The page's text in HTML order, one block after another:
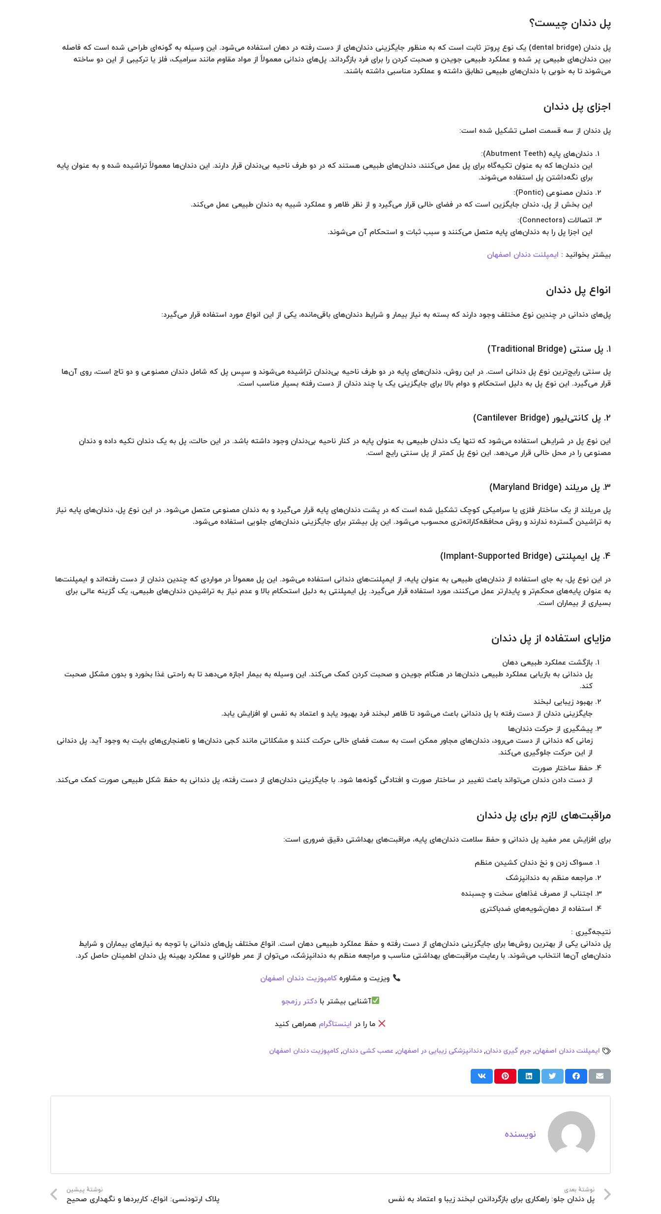
پل دندان چیست؟
پل دندان (dental bridge) یک نوع پروتز ثابت است که به منظور جایگزینی دندان‌های از دست رفته در دهان استفاده می‌شود. این وسیله به گونه‌ای طراحی شده است که فاصله
بین دندان‌های طبیعی پر شده و عملکرد طبیعی جویدن و صحبت کردن را برای فرد بازگرداند. پل‌های دندانی معمولاً از مواد مقاوم مانند سرامیک، فلز یا ترکیبی از این دو ساخته
می‌شوند تا به خوبی با دندان‌های طبیعی تطابق داشته و عملکرد مناسبی داشته باشند.
اجزای پل دندان
پل دندان از سه قسمت اصلی تشکیل شده است:
دندان‌های پایه (Abutment Teeth):
این دندان‌ها که به عنوان تکیه‌گاه برای پل عمل می‌کنند، دندان‌های طبیعی هستند که در دو طرف ناحیه بی‌دندان قرار دارند. این دندان‌ها معمولاً تراشیده شده و به عنوان پایه
برای نگه‌داشتن پل استفاده می‌شوند.
دندان مصنوعی (Pontic):
این بخش از پل، دندان جایگزین است که در فضای خالی قرار می‌گیرد و از نظر ظاهر و عملکرد شبیه به دندان طبیعی عمل می‌کند.
اتصالات (Connectors):
این اجزا پل را به دندان‌های پایه متصل می‌کنند و سبب ثبات و استحکام آن می‌شوند.
بیشتر بخوانید : ایمپلنت دندان اصفهان
انواع پل دندان
پل‌های دندانی در چندین نوع مختلف وجود دارند که بسته به نیاز بیمار و شرایط دندان‌های باقی‌مانده، یکی از این انواع مورد استفاده قرار می‌گیرد:
1. پل سنتی (Traditional Bridge)
پل سنتی رایج‌ترین نوع پل دندانی است. در این روش، دندان‌های پایه در دو طرف ناحیه بی‌دندان تراشیده می‌شوند و سپس پل که شامل دندان مصنوعی و دو تاج است، روی آن‌ها
قرار می‌گیرد. این نوع پل به دلیل استحکام و دوام بالا برای جایگزینی یک یا چند دندان از دست رفته بسیار مناسب است.
2. پل کانتی‌لیور (Cantilever Bridge)
این نوع پل در شرایطی استفاده می‌شود که تنها یک دندان طبیعی به عنوان پایه در کنار ناحیه بی‌دندان وجود داشته باشد. در این حالت، پل به یک دندان تکیه داده و دندان
مصنوعی را در محل خالی قرار می‌دهد. این نوع پل کمتر از پل سنتی رایج است.
3. پل مریلند (Maryland Bridge)
پل مریلند از یک ساختار فلزی یا سرامیکی کوچک تشکیل شده است که در پشت دندان‌های پایه قرار می‌گیرد و به دندان مصنوعی متصل می‌شود. در این نوع پل، دندان‌های پایه نیاز
به تراشیدن گسترده ندارند و روش محافظه‌کارانه‌تری محسوب می‌شود. این پل بیشتر برای جایگزینی دندان‌های جلویی استفاده می‌شود.
4. پل ایمپلنتی (Implant-Supported Bridge)
در این نوع پل، به جای استفاده از دندان‌های طبیعی به عنوان پایه، از ایمپلنت‌های دندانی استفاده می‌شود. این پل معمولاً در مواردی که چندین دندان از دست رفته‌اند و ایمپلنت‌ها
به عنوان پایه‌های محکم‌تر و پایدارتر عمل می‌کنند، مورد استفاده قرار می‌گیرد. پل ایمپلنتی به دلیل استحکام بالا و عدم نیاز به تراشیدن دندان‌های طبیعی، یک گزینه عالی برای
بسیاری از بیماران است.
مزایای استفاده از پل دندان
بازگشت عملکرد طبیعی دهان
پل دندانی به بازیابی عملکرد طبیعی دندان‌ها در هنگام جویدن و صحبت کردن کمک می‌کند. این وسیله به بیمار اجازه می‌دهد تا به راحتی غذا بخورد و بدون مشکل صحبت
کند.
بهبود زیبایی لبخند
جایگزینی دندان از دست رفته با پل دندانی باعث می‌شود تا ظاهر لبخند فرد بهبود یابد و اعتماد به نفس او افزایش یابد.
پیشگیری از حرکت دندان‌ها
زمانی که دندانی از دست می‌رود، دندان‌های مجاور ممکن است به سمت فضای خالی حرکت کنند و مشکلاتی مانند کجی دندان‌ها و ناهنجاری‌های بایت به وجود آید. پل دندانی
از این حرکت جلوگیری می‌کند.
حفظ ساختار صورت
از دست دادن دندان می‌تواند باعث تغییر در ساختار صورت و افتادگی گونه‌ها شود. با جایگزینی دندان‌های از دست رفته، پل دندانی به حفظ شکل طبیعی صورت کمک می‌کند.
مراقبت‌های لازم برای پل دندان
برای افزایش عمر مفید پل دندانی و حفظ سلامت دندان‌های پایه، مراقبت‌های بهداشتی دقیق ضروری است:
مسواک زدن و نخ دندان کشیدن منظم
مراجعه منظم به دندانپزشک
اجتناب از مصرف غذاهای سخت و چسبنده
استفاده از دهان‌شویه‌های ضدباکتری
نتیجه‌گیری :
پل دندانی یکی از بهترین روش‌ها برای جایگزینی دندان‌های از دست رفته و حفظ عملکرد طبیعی دهان است. انواع مختلف پل‌های دندانی با توجه به نیازهای بیماران و شرایط
دندان‌های آن‌ها انتخاب می‌شوند. با رعایت مراقبت‌های بهداشتی مناسب و مراجعه منظم به دندانپزشک، می‌توان از عمر طولانی و عملکرد بهینه پل دندان اطمینان حاصل کرد.
ویزیت و مشاوره کامپوزیت دندان اصفهان
آشنایی بیشتر بادکتر رزمجو
ما را در اینستاگرامهمراهی کنید
ایمپلنت دندان اصفهان,جرم گیری دندان,دندانپزشکی زیبایی در اصفهان, عصب کشی دندان,کامپوزیت دندان اصفهان
نویسنده
نوشتهٔ پیشین
پلاک ارتودنسی: انواع، کاربردها و نگهداری صحیح
نوشتهٔ بعدی
پل دندان جلو: راهکاری برای بازگرداندن لبخند زیبا و اعتماد به نفس